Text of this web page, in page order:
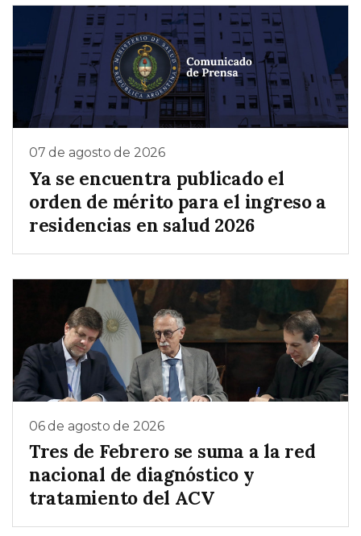
07 de agosto de 2026
Ya se encuentra publicado el
orden de mérito para el ingreso a
residencias en salud 2026
06 de agosto de 2026
Tres de Febrero se suma a la red
nacional de diagnóstico y
tratamiento del ACV